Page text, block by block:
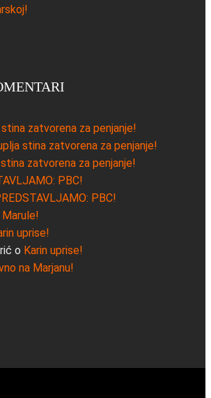
zatvorena za penjanje!
stina zatvorena za penjanje!
zatvorena za penjanje!
PBC!
PBC!
uprise!
o Karin uprise!
na Marjanu!